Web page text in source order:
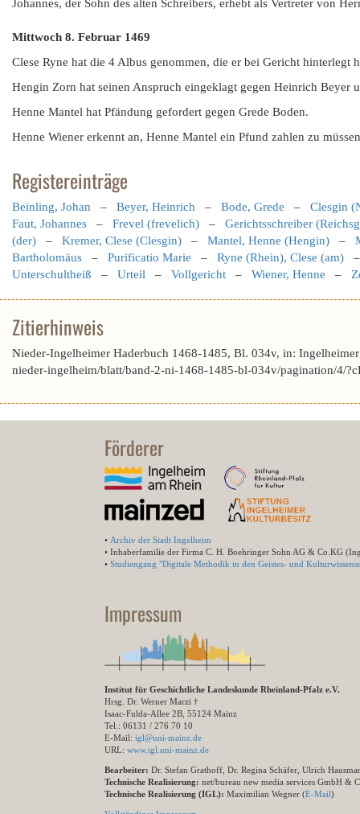
Johannes, der Sohn des alten Schreibers, erhebt als Vertreter von
Mittwoch 8. Februar 1469
Clese Ryne hat die 4 Albus genommen, die er bei Gericht hinterlegt
Hengin Zorn hat seinen Anspruch eingeklagt gegen Heinrich Beyer
Henne Mantel hat Pfändung gefordert gegen Grede Boden.
Henne Wiener erkennt an, Henne Mantel ein Pfund zahlen zu
Registereinträge
Beinling, Johan – Beyer, Heinrich – Bode, Grede – Clesgin
Faut, Johannes – Frevel (frevelich) – Gerichtsschreiber
(der) – Kremer, Clese (Clesgin) – Mantel, Henne (Hengin) –
Bartholomäus – Purificatio Marie – Ryne (Rhein), Clese (am)
Unterschultheiß – Urteil – Vollgericht – Wiener, Henne –
Zitierhinweis
Nieder-Ingelheimer Haderbuch 1468-1485, Bl. 034v, in:
nieder-ingelheim/blatt/band-2-ni-1468-1485-bl-034v/pagination/4/
Förderer
• Archiv der Stadt Ingelheim
• Inhaberfamilie der Firma C. H. Boehringer Sohn AG & Co.KG
• Studiengang "Digitale Methodik in den Geistes- und
Impressum
Institut für Geschichtliche Landeskunde Rheinland-Pfalz e.V.
Hrsg. Dr. Werner Marzi †
Isaac-Fulda-Allee 2B, 55124 Mainz
Tel.: 06131 / 276 70 10
E-Mail: igl@uni-mainz.de
URL: www.igl.uni-mainz.de
Bearbeiter: Dr. Stefan Grathoff, Dr. Regina Schäfer, Ulrich
Technische Realisierung: net/bureau new media services GmbH &
Technische Realisierung (IGL): Maximilian Wegner (E-Mail)